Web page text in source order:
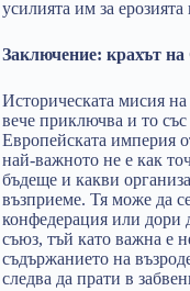
усилията им за
Заключение: крахът на
Историческата мисия
вече приключва и то със
Европейската империя
най-важното не е как
бъдеще и какви
възприеме. Тя може да
конфедерация или дори
съюз, тъй като важна е
съдържанието на
следва да прати в